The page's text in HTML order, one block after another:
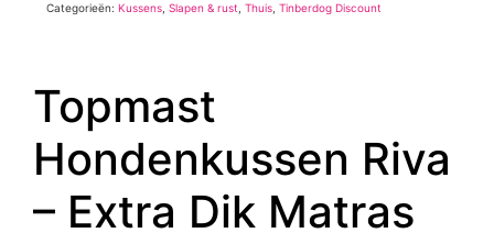
Categorieën: Kussens ,Slapen & rust ,Thuis ,Tinberdog Discount
Topmast
Hondenkussen Riva
– Extra Dik Matras